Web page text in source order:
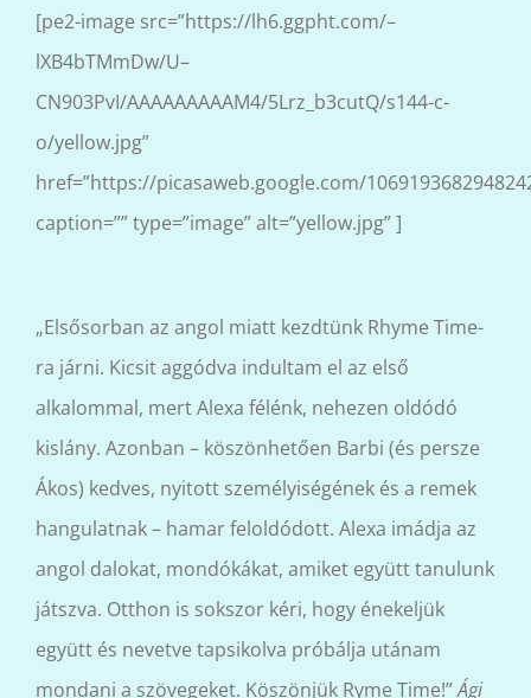
[pe2-image src=”https://lh6.ggpht.com/–
lXB4bTMmDw/U–
CN903PvI/AAAAAAAAAM4/5Lrz_b3cutQ/s144-c-
o/yellow.jpg”
href=”https://picasaweb.google.com/
caption=”” type=”image” alt=”yellow.jpg” ]
„Elsősorban az angol miatt kezdtünk Rhyme Time-
ra járni. Kicsit aggódva indultam el az első
alkalommal, mert Alexa félénk, nehezen oldódó
kislány. Azonban – köszönhetően Barbi (és persze
Ákos) kedves, nyitott személyiségének és a remek
hangulatnak – hamar feloldódott. Alexa imádja az
angol dalokat, mondókákat, amiket együtt tanulunk
játszva. Otthon is sokszor kéri, hogy énekeljük
együtt és nevetve tapsikolva próbálja utánam
mondani a szövegeket. Köszönjük Ryme Time!”Ági